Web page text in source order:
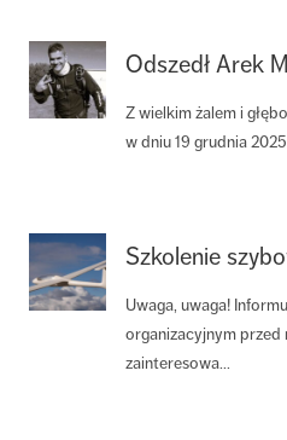
Odszedł Arek
Z wielkim żalem i
w dniu 19 grudnia
Szkolenie
Uwaga, uwaga!
organizacyjnym przed
zainteresowa...